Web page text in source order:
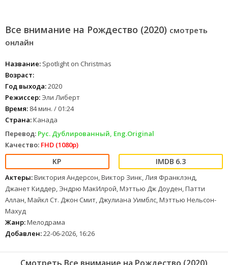
Все внимание на Рождество (2020) смотреть
онлайн
Название: Spotlight on Christmas
Возраст:
Год выхода:2020
Режиссер: Эли Либерт
Время: 84 мин. / 01:24
Страна:Канада
Перевод: Рус. Дублированный, Eng.Original
Качество: FHD (1080p)
6.3
Актеры:Виктория Андерсон, Виктор Зинк, Лия Франклэнд,
Джанет Киддер, Эндрю МакИлрой, Мэттью Дж Доуден, Патти
Аллан, Майкл Ст. Джон Смит, Джулиана Уимблс, Мэттью Нельсон-
Махуд
Жанр:Мелодрама
Добавлен:22-06-2026, 16:26